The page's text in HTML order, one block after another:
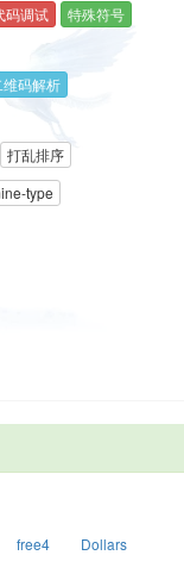
码调试
特殊符号
维码解析
打乱排序
type
free4
Dollars